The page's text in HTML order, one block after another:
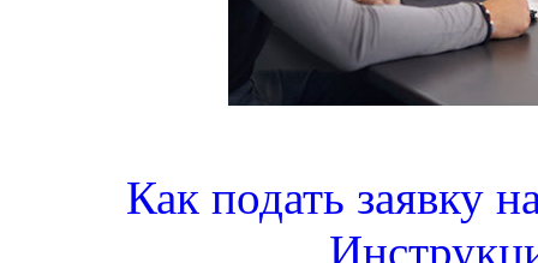
Как подать заявку